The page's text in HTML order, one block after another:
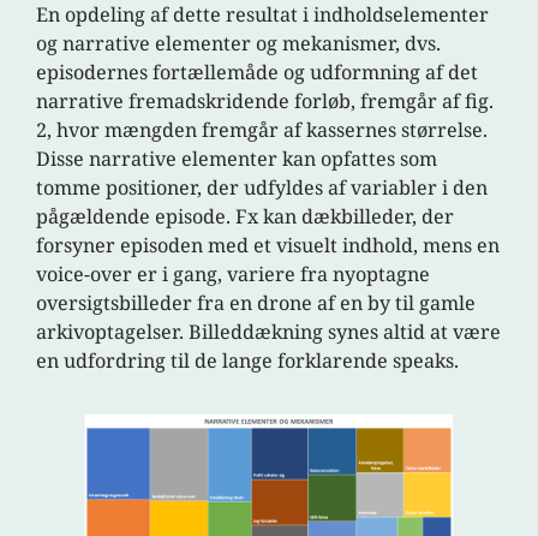
En opdeling af dette resultat i indholdselementer
og narrative elementer og mekanismer, dvs.
episodernes fortællemåde og udformning af det
narrative fremadskridende forløb, fremgår af fig.
2, hvor mængden fremgår af kassernes størrelse.
Disse narrative elementer kan opfattes som
tomme positioner, der udfyldes af variabler i den
pågældende episode. Fx kan dækbilleder, der
forsyner episoden med et visuelt indhold, mens en
voice-over er i gang, variere fra nyoptagne
oversigtsbilleder fra en drone af en by til gamle
arkivoptagelser. Billeddækning synes altid at være
en udfordring til de lange forklarende speaks.